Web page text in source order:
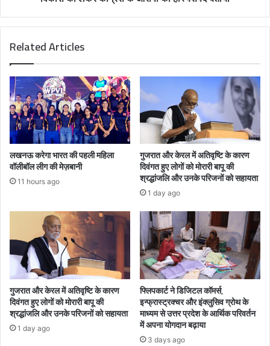
Related Articles
लखनऊ करेगा भारत की पहली महिला
वॉलीबॉल लीग की मेज़बानी
11 hours ago
गुजरात और केरल में अतिवृष्टि के कारण
दिवंगत हुए लोगों को मोरारी बापू की
श्रद्धांजलि और उनके परिजनों को सहायता
1 day ago
गुजरात और केरल में अतिवृष्टि के कारण
दिवंगत हुए लोगों को मोरारी बापू की
श्रद्धांजलि और उनके परिजनों को सहायता
1 day ago
फ्लिपकार्ट ने डिजिटल कॉमर्स,
इन्फ्रास्ट्रक्चर और इंक्लुसिव ग्रोथ के
माध्यम से उत्तर प्रदेश के आर्थिक परिवर्तन
में अपना योगदान बढ़ाया
3 days ago